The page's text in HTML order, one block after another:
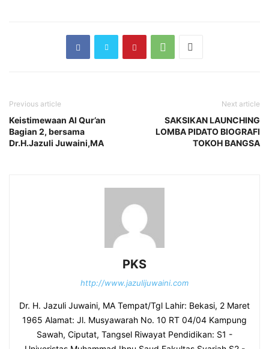
Previous article
Keistimewaan Al Qur’an
Bagian 2, bersama
Dr.H.Jazuli Juwaini,MA
Next article
SAKSIKAN LAUNCHING
LOMBA PIDATO BIOGRAFI
TOKOH BANGSA
PKS
http://www.jazulijuwaini.com
Dr. H. Jazuli Juwaini, MA Tempat/Tgl Lahir: Bekasi, 2 Maret
1965 Alamat: Jl. Musyawarah No. 10 RT 04/04 Kampung
Sawah, Ciputat, Tangsel Riwayat Pendidikan: S1 -